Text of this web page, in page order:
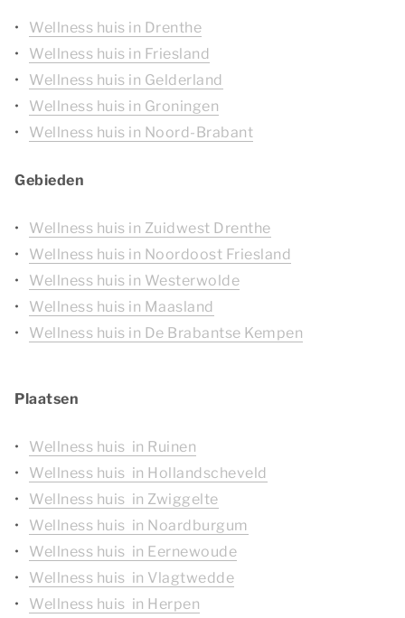
Wellness huis in Drenthe
Wellness huis in Friesland
Wellness huis in Gelderland
Wellness huis in Groningen
Wellness huis in Noord-Brabant
Gebieden
Wellness huis in Zuidwest Drenthe
Wellness huis in Noordoost Friesland
Wellness huis in Westerwolde
Wellness huis in Maasland
Wellness huis in De Brabantse Kempen
Plaatsen
Wellness huis in Ruinen
Wellness huis in Hollandscheveld
Wellness huis in Zwiggelte
Wellness huis in Noardburgum
Wellness huis in Eernewoude
Wellness huis in Vlagtwedde
Wellness huis in Herpen